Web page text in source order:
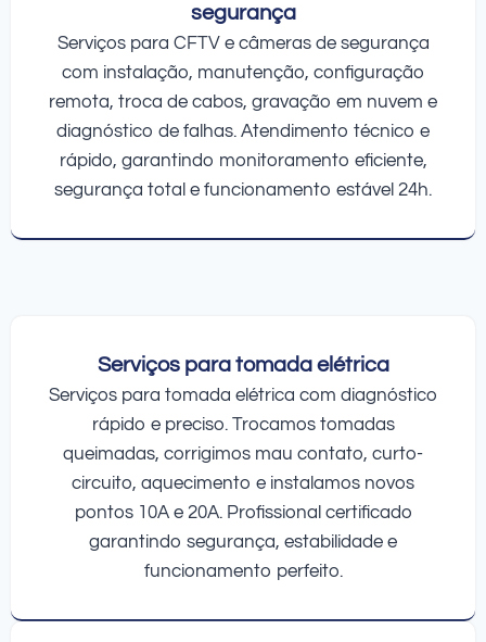
segurança
Serviços para CFTV e câmeras de segurança
com instalação, manutenção, configuração
remota, troca de cabos, gravação em nuvem e
diagnóstico de falhas. Atendimento técnico e
rápido, garantindo monitoramento eficiente,
segurança total e funcionamento estável 24h.
Serviços para tomada elétrica
Serviços para tomada elétrica com diagnóstico
rápido e preciso. Trocamos tomadas
queimadas, corrigimos mau contato, curto-
circuito, aquecimento e instalamos novos
pontos 10A e 20A. Profissional certificado
garantindo segurança, estabilidade e
funcionamento perfeito.